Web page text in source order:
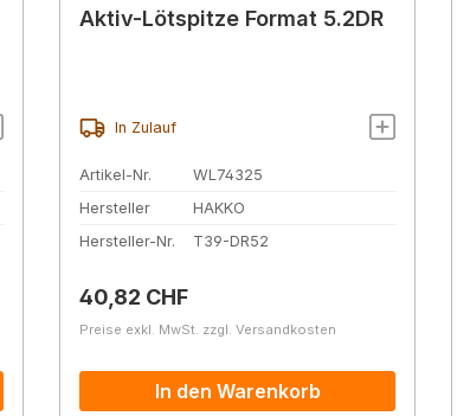
Aktiv-Lötspitze Format 5.2DR
In Zulauf
Artikel-Nr.
WL74325
Hersteller
HAKKO
Hersteller-Nr.
T39-DR52
Regulärer Preis:
40,82 CHF
Preise exkl. MwSt. zzgl. Versandkosten
In den Warenkorb